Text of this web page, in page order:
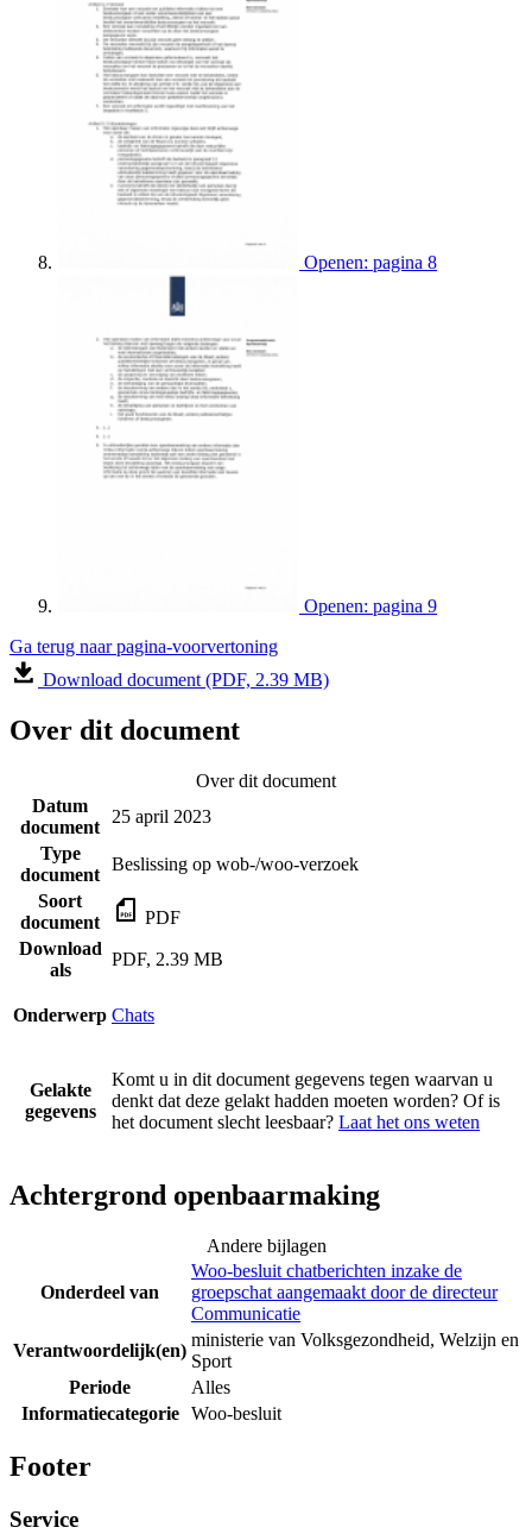
Openen: pagina 8
Openen: pagina 9
Ga terug naar pagina-voorvertoning
Download document (PDF, 2.39 MB)
Over dit document
Over dit document
Datum
document
25 april 2023
Type
document
Beslissing op wob-/woo-verzoek
Soort
document
PDF
Download
als
PDF, 2.39 MB
Onderwerp Chats
Gelakte
gegevens
Komt u in dit document gegevens tegen waarvan u
denkt dat deze gelakt hadden moeten worden? Of is
het document slecht leesbaar? Laat het ons weten
Achtergrond openbaarmaking
Andere bijlagen
Onderdeel van
Woo-besluit chatberichten inzake de
groepschat aangemaakt door de directeur
Communicatie
Verantwoordelijk(en)
ministerie van Volksgezondheid, Welzijn en
Sport
Periode
Alles
Informatiecategorie
Woo-besluit
Footer
Service